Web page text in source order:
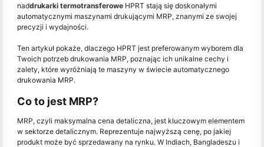
naddrukarki termotransferowe HPRT stają się doskonałymi
automatycznymi maszynami drukującymi MRP, znanymi ze swojej
precyzji i wydajności.
Ten artykuł pokaże, dlaczego HPRT jest preferowanym wyborem dla
Twoich potrzeb drukowania MRP, poznając ich unikalne cechy i
zalety, które wyróżniają te maszyny w świecie automatycznego
drukowania MRP.
Co to jest MRP?
MRP, czyli maksymalna cena detaliczna, jest kluczowym elementem
w sektorze detalicznym. Reprezentuje najwyższą cenę, po jakiej
produkt może być sprzedawany na rynku. W Indiach, Bangladeszu i